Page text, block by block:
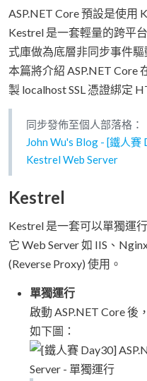
ASP.NET Core 預設是使用
Kestrel 是一套輕量的跨平
式庫做為底層非同步事件驅
本篇將介紹 ASP.NET Core
製 localhost SSL 憑證綁定
同步發佈至個人部落格：
John Wu's Blog - [鐵人賽
Kestrel Web Server
Kestrel
Kestrel 是一套可以單獨運
它 Web Server 如 IIS、
(Reverse Proxy) 使用。
單獨運行
啟動 ASP.NET Core 後
如下圖：